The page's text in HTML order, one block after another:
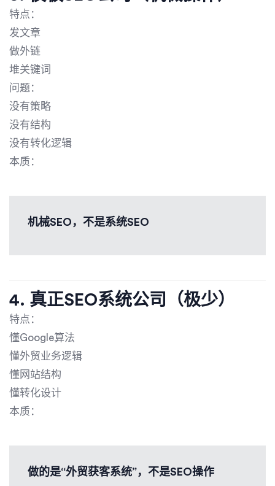
特点：
发文章
做外链
堆关键词
问题：
没有策略
没有结构
没有转化逻辑
本质：
机械SEO，不是系统SEO
4. 真正SEO系统公司（极少）
特点：
懂Google算法
懂外贸业务逻辑
懂网站结构
懂转化设计
本质：
做的是“外贸获客系统”，不是SEO操作